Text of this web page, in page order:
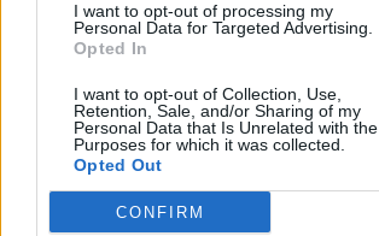
I want to opt-out of processing my
Personal Data for Targeted Advertising.
Opted In
I want to opt-out of Collection, Use,
Retention, Sale, and/or Sharing of my
Personal Data that Is Unrelated with the
Purposes for which it was collected.
Opted Out
CONFIRM